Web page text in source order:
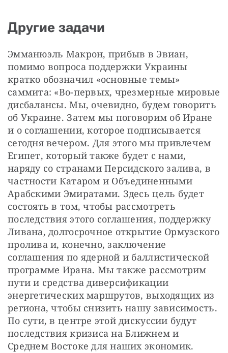
Другие задачи
Эмманюэль Макрон, прибыв в Эвиан,
помимо вопроса поддержки Украины
кратко обозначил «основные темы»
саммита: «Во-первых, чрезмерные мировые
дисбалансы. Мы, очевидно, будем говорить
об Украине. Затем мы поговорим об Иране
и о соглашении, которое подписывается
сегодня вечером. Для этого мы привлечем
Египет, который также будет с нами,
наряду со странами Персидского залива, в
частности Катаром и Объединенными
Арабскими Эмиратами. Здесь цель будет
состоять в том, чтобы рассмотреть
последствия этого соглашения, поддержку
Ливана, долгосрочное открытие Ормузского
пролива и, конечно, заключение
соглашения по ядерной и баллистической
программе Ирана. Мы также рассмотрим
пути и средства диверсификации
энергетических маршрутов, выходящих из
региона, чтобы снизить нашу зависимость.
По сути, в центре этой дискуссии будут
последствия кризиса на Ближнем и
Среднем Востоке для наших экономик.